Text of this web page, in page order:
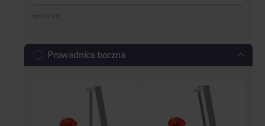
min=0 (0)
Prowadnica boczna